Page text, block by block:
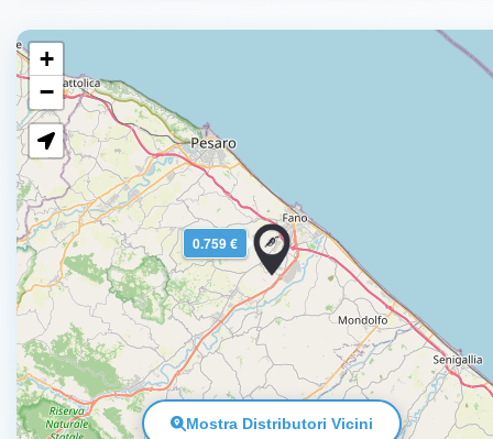
0.759 €
+
−
Mostra Distributori Vicini